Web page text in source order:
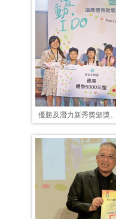
優勝及潛力新秀獎頒獎。